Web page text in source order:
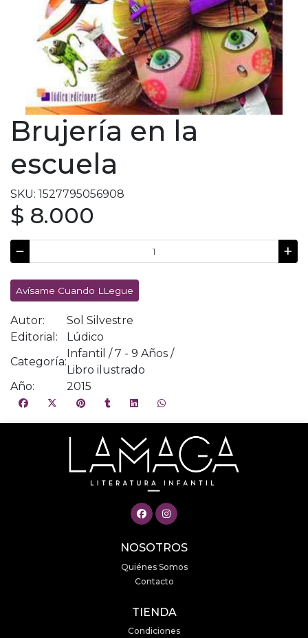
Brujería en la
escuela
SKU: 1527795056908
$ 8.000
Avísame Cuando LLegue
Autor:
Sol Silvestre
Editorial:
Lúdico
Categoría:
Infantil / 7 - 9 Años /
Libro ilustrado
Año:
2015
NOSOTROS
Quiénes Somos
Contacto
TIENDA
Condiciones